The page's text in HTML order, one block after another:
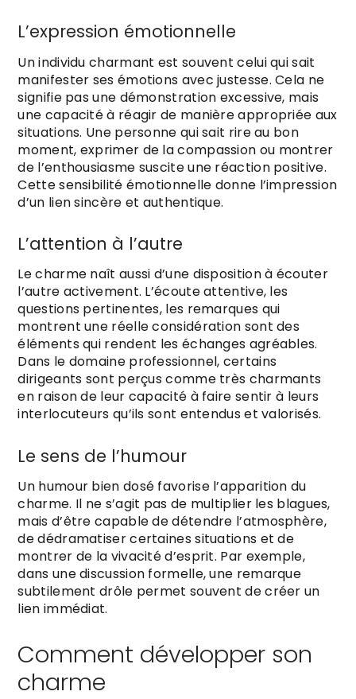
L’expression émotionnelle
Un individu charmant est souvent celui qui sait
manifester ses émotions avec justesse. Cela ne
signifie pas une démonstration excessive, mais
une capacité à réagir de manière appropriée aux
situations. Une personne qui sait rire au bon
moment, exprimer de la compassion ou montrer
de l’enthousiasme suscite une réaction positive.
Cette sensibilité émotionnelle donne l’impression
d’un lien sincère et authentique.
L’attention à l’autre
Le charme naît aussi d’une disposition à écouter
l’autre activement. L’écoute attentive, les
questions pertinentes, les remarques qui
montrent une réelle considération sont des
éléments qui rendent les échanges agréables.
Dans le domaine professionnel, certains
dirigeants sont perçus comme très charmants
en raison de leur capacité à faire sentir à leurs
interlocuteurs qu’ils sont entendus et valorisés.
Le sens de l’humour
Un humour bien dosé favorise l’apparition du
charme. Il ne s’agit pas de multiplier les blagues,
mais d’être capable de détendre l’atmosphère,
de dédramatiser certaines situations et de
montrer de la vivacité d’esprit. Par exemple,
dans une discussion formelle, une remarque
subtilement drôle permet souvent de créer un
lien immédiat.
Comment développer son
charme